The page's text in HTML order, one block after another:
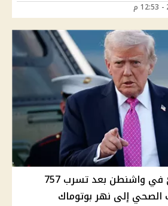
ترامب يعلن الطوارئ في واشنطن بعد تسرب 757
الصحي إلى نهر بوتوماك